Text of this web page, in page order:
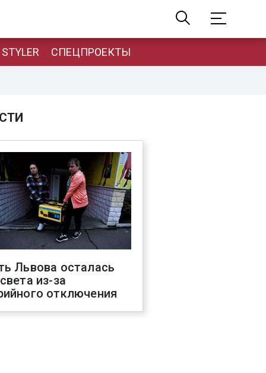
STYLER СПЕЦПРОЕКТЫ
Львова осталась
из-за
отключения